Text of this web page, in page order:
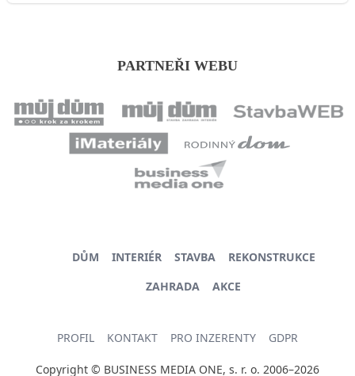
PARTNEŘI WEBU
DŮM INTERIÉR STAVBA
REKONSTRUKCE
ZAHRADA
AKCE
PROFIL KONTAKT PRO INZERENTY GDPR
Copyright © BUSINESS MEDIA ONE, s. r. o. 2006–2026